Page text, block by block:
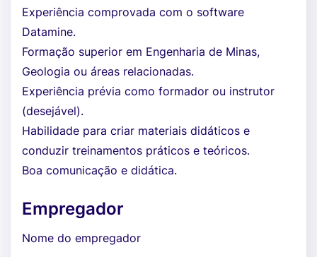
Experiência comprovada com o software
Datamine.
Formação superior em Engenharia de Minas,
Geologia ou áreas relacionadas.
Experiência prévia como formador ou instrutor
(desejável).
Habilidade para criar materiais didáticos e
conduzir treinamentos práticos e teóricos.
Boa comunicação e didática.
Empregador
Nome do empregador